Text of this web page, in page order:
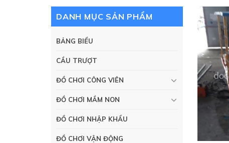
DANH MỤC SẢN PHẨM
BẢNG BIỂU
CẦU TRƯỢT
ĐỒ CHƠI CÔNG VIÊN
ĐỒ CHƠI MẦM NON
ĐỒ CHƠI NHẬP KHẨU
ĐỒ CHƠI VẬN ĐỘNG